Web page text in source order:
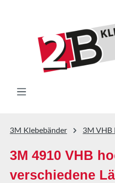
3M Klebebänder 3M VHB
3M 4910 VHB
verschiedene